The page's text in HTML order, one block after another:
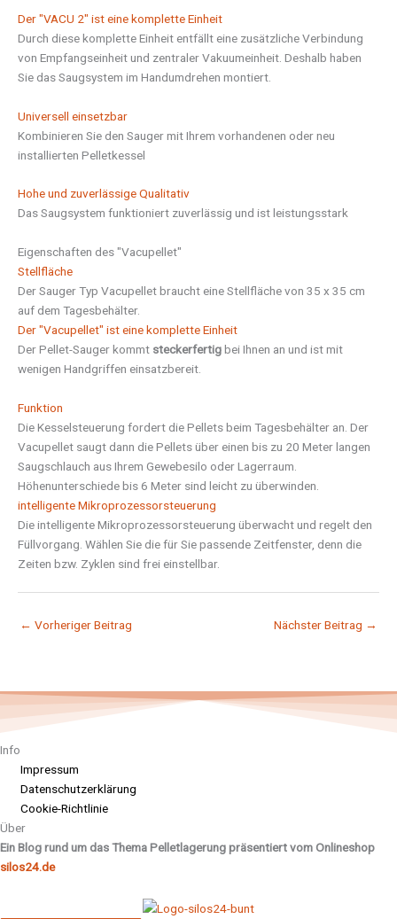
Der "VACU 2" ist eine komplette Einheit
Durch diese komplette Einheit entfällt eine zusätzliche Verbindung
von Empfangseinheit und zentraler Vakuumeinheit. Deshalb haben
Sie das Saugsystem im Handumdrehen montiert.
Universell einsetzbar
Kombinieren Sie den Sauger mit Ihrem vorhandenen oder neu
installierten Pelletkessel
Hohe und zuverlässige Qualitativ
Das Saugsystem funktioniert zuverlässig und ist leistungsstark
Eigenschaften des "Vacupellet"
Stellfläche
Der Sauger Typ Vacupellet braucht eine Stellfläche von 35 x 35 cm
auf dem Tagesbehälter.
Der "Vacupellet" ist eine komplette Einheit
Der Pellet-Sauger kommt steckerfertigbei Ihnen an und ist mit
wenigen Handgriffen einsatzbereit.
Funktion
Die Kesselsteuerung fordert die Pellets beim Tagesbehälter an. Der
Vacupellet saugt dann die Pellets über einen bis zu 20 Meter langen
Saugschlauch aus Ihrem Gewebesilo oder Lagerraum.
Höhenunterschiede bis 6 Meter sind leicht zu überwinden.
intelligente Mikroprozessorsteuerung
Die intelligente Mikroprozessorsteuerung überwacht und regelt den
Füllvorgang. Wählen Sie die für Sie passende Zeitfenster, denn die
Zeiten bzw. Zyklen sind frei einstellbar.
← Vorheriger Beitrag Nächster Beitrag →
Info
Impressum
Datenschutzerklärung
Cookie-Richtlinie
Über
Ein Blog rund um das Thema Pelletlagerung präsentiert vom Onlineshop
silos24.de